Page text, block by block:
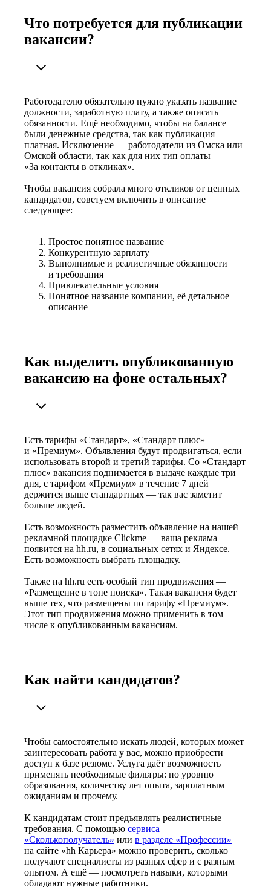
Что потребуется для публикации
вакансии?
Работодателю обязательно нужно указать название
должности, заработную плату, а также описать
обязанности. Ещё необходимо, чтобы на балансе
были денежные средства, так как публикация
платная. Исключение — работодатели из Омска или
Омской области, так как для них тип оплаты
«За контакты в откликах».
Чтобы вакансия собрала много откликов от ценных
кандидатов, советуем включить в описание
следующее:
Простое понятное название
Конкурентную зарплату
Выполнимые и реалистичные обязанности
и требования
Привлекательные условия
Понятное название компании, её детальное
описание
Как выделить опубликованную
вакансию на фоне остальных?
Есть тарифы «Стандарт», «Стандарт плюс»
и «Премиум». Объявления будут продвигаться, если
использовать второй и третий тарифы. Со «Стандарт
плюс» вакансия поднимается в выдаче каждые три
дня, с тарифом «Премиум» в течение 7 дней
держится выше стандартных — так вас заметит
больше людей.
Есть возможность разместить объявление на нашей
рекламной площадке Clickme — ваша реклама
появится на hh.ru, в социальных сетях и Яндексе.
Есть возможность выбрать площадку.
Также на hh.ru есть особый тип продвижения —
«Размещение в топе поиска». Такая вакансия будет
выше тех, что размещены по тарифу «Премиум».
Этот тип продвижения можно применить в том
числе к опубликованным вакансиям.
Как найти кандидатов?
Чтобы самостоятельно искать людей, которых может
заинтересовать работа у вас, можно приобрести
доступ к базе резюме. Услуга даёт возможность
применять необходимые фильтры: по уровню
образования, количеству лет опыта, зарплатным
ожиданиям и прочему.
К кандидатам стоит предъявлять реалистичные
требования. С помощью сервиса
«Сколькополучатель» или в разделе «Профессии»
на сайте «hh Карьера» можно проверить, сколько
получают специалисты из разных сфер и с разным
опытом. А ещё — посмотреть навыки, которыми
обладают нужные работники.